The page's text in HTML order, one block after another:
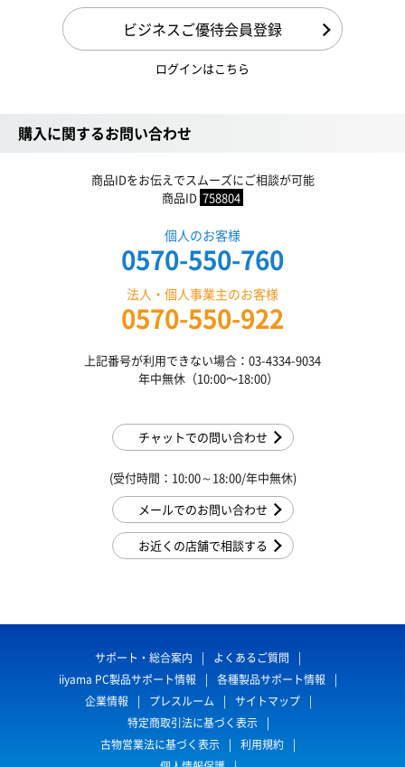
ビジネスご優待会員登録
ログインはこちら
購入に関するお問い合わせ
商品IDをお伝えでスムーズにご相談が可能
商品ID 758804
個人のお客様
0570-550-760
法人・個人事業主のお客様
0570-550-922
上記番号が利用できない場合：03-4334-9034
年中無休（10:00〜18:00）
チャットでの問い合わせ
(受付時間：10:00～18:00/年中無休)
メールでのお問い合わせ
お近くの店舗で相談する
サポート・総合案内
よくあるご質問
iiyama PC製品サポート情報
各種製品サポート情報
企業情報
プレスルーム
サイトマップ
特定商取引法に基づく表示
古物営業法に基づく表示
利用規約